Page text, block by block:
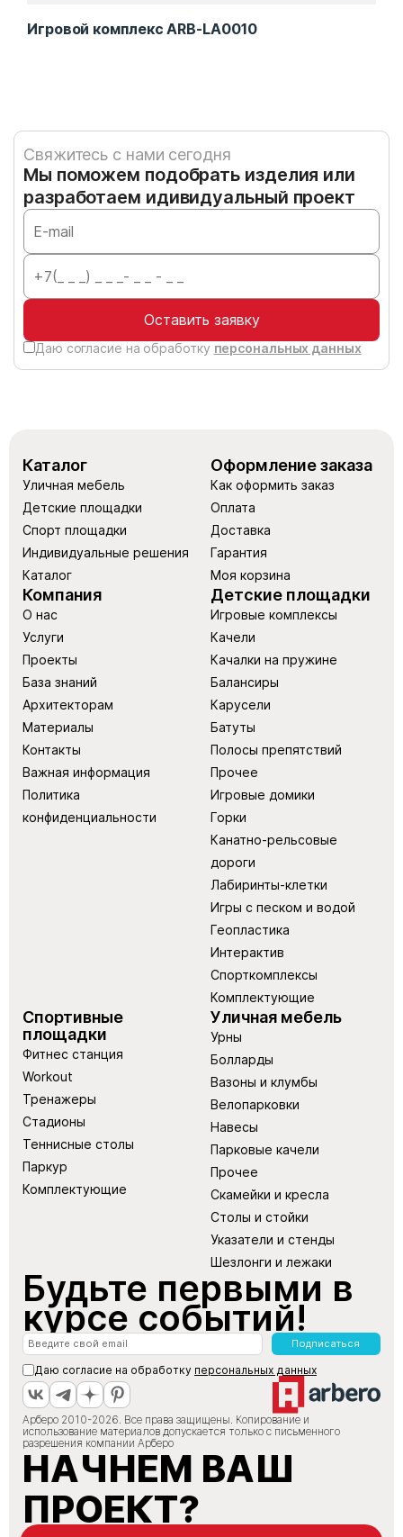
Игровой комплекс ARB-LA0010
Свяжитесь с нами сегодня
Мы поможем подобрать изделия или
разработаем идивидуальный проект
Оставить заявку
Даю согласие на обработку персональных данных
Каталог
Уличная мебель
Детские площадки
Спорт площадки
Индивидуальные решения
Каталог
Оформление заказа
Как оформить заказ
Оплата
Доставка
Гарантия
Моя корзина
Компания
О нас
Услуги
Проекты
База знаний
Архитекторам
Материалы
Контакты
Важная информация
Политика
конфиденциальности
Детские площадки
Игровые комплексы
Качели
Качалки на пружине
Балансиры
Карусели
Батуты
Полосы препятствий
Прочее
Игровые домики
Горки
Канатно-рельсовые
дороги
Лабиринты-клетки
Игры с песком и водой
Геопластика
Интерактив
Спорткомплексы
Комплектующие
Спортивные
площадки
Фитнес станция
Workout
Тренажеры
Стадионы
Теннисные столы
Паркур
Комплектующие
Уличная мебель
Урны
Болларды
Вазоны и клумбы
Велопарковки
Навесы
Парковые качели
Прочее
Скамейки и кресла
Столы и стойки
Указатели и стенды
Шезлонги и лежаки
Будьте первыми в
курсе событий!
Подписаться
Даю согласие на обработку персональных данных
Арберо 2010-2026. Все права защищены. Копирование и
использование материалов допускается только с письменного
разрешения компании Арберо
НАЧНЕМ ВАШ
ПРОЕКТ?